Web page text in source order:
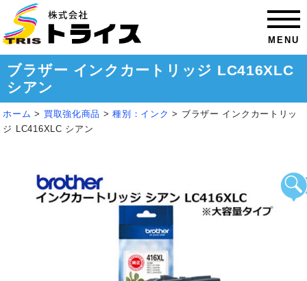
MENU
ブラザー インクカートリッジ LC416XLC
シアン
ホーム > 買取強化商品 >種別：インク > ブラザー インクカートリッ
ジ LC416XLC シアン